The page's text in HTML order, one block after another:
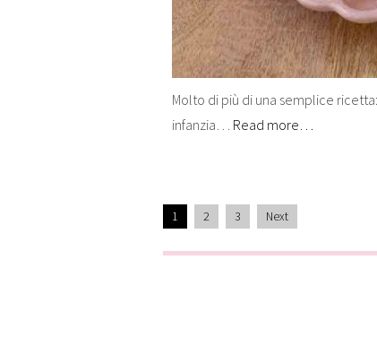
Molto di più di una semplice
infanzia… Read more…
1 2 3 Next